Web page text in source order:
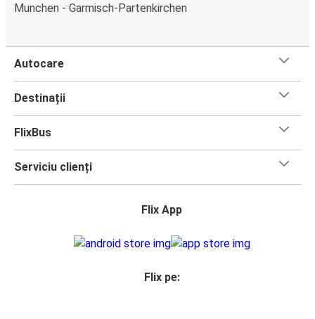
Munchen - Garmisch-Partenkirchen
Autocare
Destinații
FlixBus
Serviciu clienți
Flix App
Flix pe: